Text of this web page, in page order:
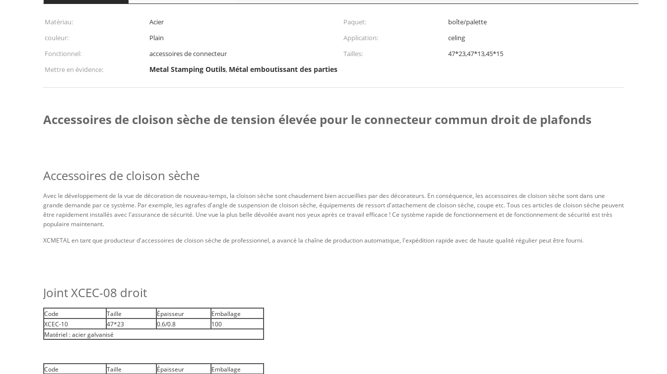
Matériau: Acier Paquet:
boîte/palette
couleur:
Plain Application:
celing
Fonctionnel:
accessoires de connecteur Tailles:
47*23,47*13,45*15
Mettre en évidence:
Metal Stamping Outils, Métal emboutissant des parties
Accessoires de cloison sèche de tension élevée pour le connecteur commun droit de plafonds
Accessoires de cloison sèche
Avec le développement de la vue de décoration de nouveau-temps, la cloison sèche sont chaudement bien accueillies par des décorateurs. En conséquence, les accessoires de cloison sèche sont dans une
grande demande par ce système. Par exemple, les agrafes d'angle de suspension de cloison sèche, équipements de ressort d'attachement de cloison sèche, coupe etc. Tous ces articles de cloison sèche peuvent
être rapidement installés avec l'assurance de sécurité. Une vue la plus belle dévoilée avant nos yeux après ce travail efficace ! Ce système rapide de fonctionnement et de fonctionnement de sécurité est très
populaire maintenant.
XCMETAL en tant que producteur d'accessoires de cloison sèche de professionnel, a avancé la chaîne de production automatique, l'expédition rapide avec de haute qualité régulier peut être fourni.
Joint XCEC-08 droit
Code Taille Épaisseur
Emballage
XCEC-10
47*23 0.6/0.8
100
Matériel : acier galvanisé
Code Taille Épaisseur
Emballage